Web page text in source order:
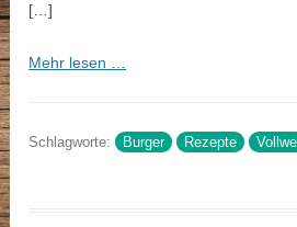
[…]
Mehr lesen …
Schlagworte: Burger Rezepte